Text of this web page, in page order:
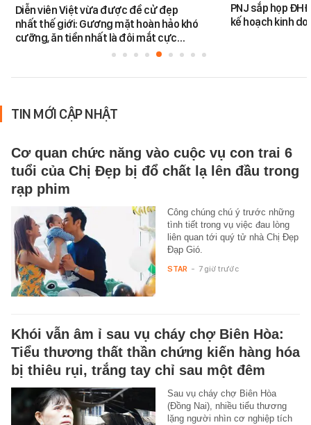
Diễn viên Việt vừa được đề cử đẹp
nhất thế giới: Gương mặt hoàn hảo khó
cưỡng, ăn tiền nhất là đôi mắt cực…
PNJ sắp họp
kế hoạch kinh
TIN MỚI CẬP NHẬT
Cơ quan chức năng vào cuộc vụ con trai 6
tuổi của Chị Đẹp bị đổ chất lạ lên đầu trong
rạp phim
Công chúng chú ý trước những
tình tiết trong vụ việc đau lòng
liên quan tới quý tử nhà Chị Đẹp
Đạp Gió.
STAR - 7 giờ trước
Khói vẫn âm ỉ sau vụ cháy chợ Biên Hòa:
Tiểu thương thất thần chứng kiến hàng hóa
bị thiêu rụi, trắng tay chỉ sau một đêm
Sau vụ cháy chợ Biên Hòa
(Đồng Nai), nhiều tiểu thương
lặng người nhìn cơ nghiệp tích